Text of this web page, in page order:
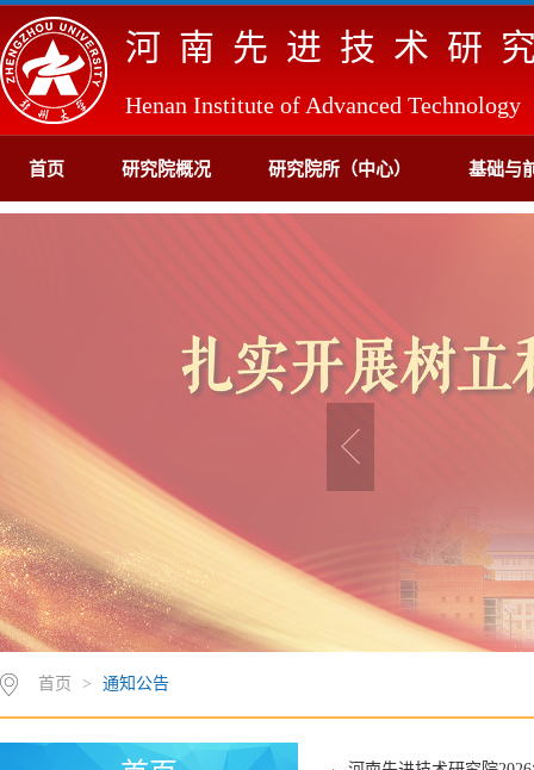
河南先进技术研
Henan Institute of Advanced Technology
首页 研究院概况 研究院所（中心） 基础与
首页 > 通知公告